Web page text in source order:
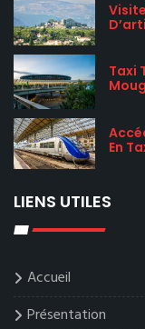
Taxi
En
LIENS UTILES
Accueil
Présentation